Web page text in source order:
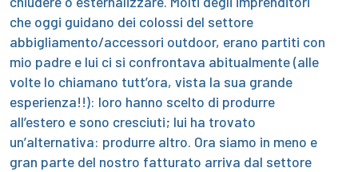
che oggi guidano dei colossi del settore
abbigliamento/accessori outdoor, erano partiti con
mio padre e lui ci si confrontava abitualmente (alle
volte lo chiamano tutt’ora, vista la sua grande
esperienza!!): loro hanno scelto di produrre
all’estero e sono cresciuti; lui ha trovato
un’alternativa: produrre altro. Ora siamo in meno e
gran parte del nostro fatturato arriva dal settore